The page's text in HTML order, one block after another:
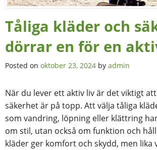
Tåliga kläder och
dörrar en för en
Posted on oktober 23, 2024 by admin
När du lever ett aktiv liv är det viktigt
säkerhet är på topp. Att välja tåliga
som vandring, löpning eller klättring
om stil, utan också om funktion och
kläder ger komfort och skydd, men lika